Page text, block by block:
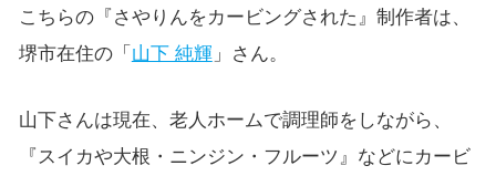
こちらの『さやりんをカービングされた』制作者は、
堺市在住の「山下 純輝」さん。
山下さんは現在、老人ホームで調理師をしながら、
『スイカや大根・ニンジン・フルーツ』などにカービ